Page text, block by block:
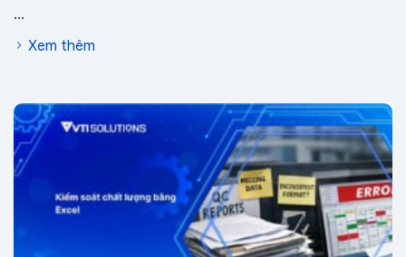
...
Xem thêm